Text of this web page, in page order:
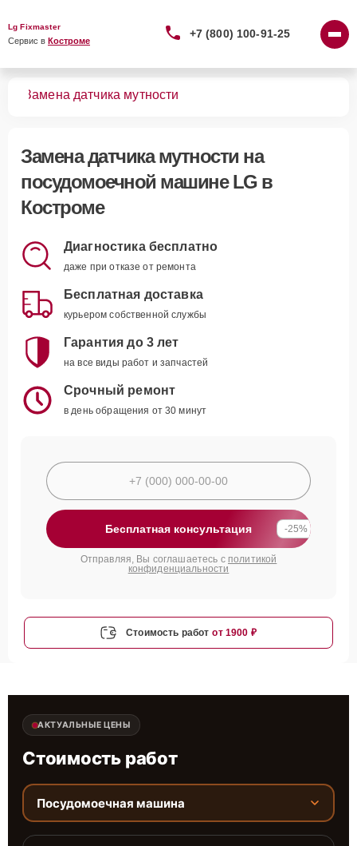
Lg Fixmaster
Сервис в Костроме
+7 (800) 100-91-25
Замена датчика мутности
Замена датчика мутности на
посудомоечной машине LG в
Костроме
Диагностика бесплатно
даже при отказе от ремонта
Бесплатная доставка
курьером собственной службы
Гарантия до 3 лет
на все виды работ и запчастей
Срочный ремонт
в день обращения от 30 минут
Бесплатная консультация -25%
Отправляя, Вы соглашаетесь с политикой
конфиденциальности
Стоимость работ от 1900 ₽
АКТУАЛЬНЫЕ ЦЕНЫ
Стоимость работ
Посудомоечная машина